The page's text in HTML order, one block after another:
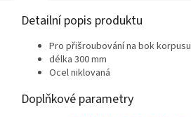
Detailní popis produktu
Pro přišroubování na bok korpusu
délka 300 mm
Ocel niklovaná
Doplňkové parametry